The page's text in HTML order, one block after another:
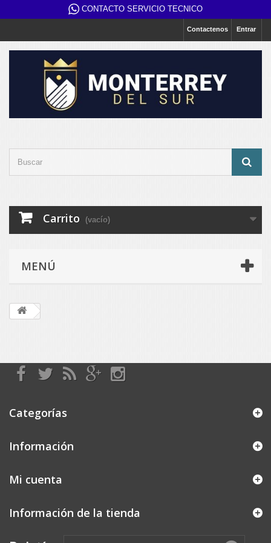
CONTACTO SERVICIO TECNICO
Entrar
Contactenos
Carrito (vacío)
MENÚ
Categorías
Información
Mi cuenta
Información de la tienda